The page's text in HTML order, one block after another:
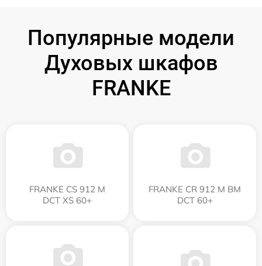
Популярные модели
Духовых шкафов
FRANKE
FRANKE CS 912 M
DCT XS 60+
FRANKE CR 912 M BM
DCT 60+